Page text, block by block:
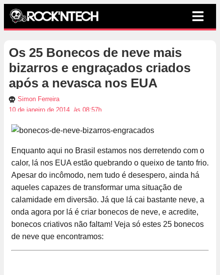
Os 25 Bonecos de neve mais
bizarros e engraçados criados
após a nevasca nos EUA
Simon Ferreira
10 de janeiro de 2014, às 08:57h
Enquanto aqui no Brasil estamos nos derretendo com o
calor, lá nos EUA estão quebrando o queixo de tanto frio.
Apesar do incômodo, nem tudo é desespero, ainda há
aqueles capazes de transformar uma situação de
calamidade em diversão. Já que lá cai bastante neve, a
onda agora por lá é criar bonecos de neve, e acredite,
bonecos criativos não faltam! Veja só estes 25 bonecos
de neve que encontramos: